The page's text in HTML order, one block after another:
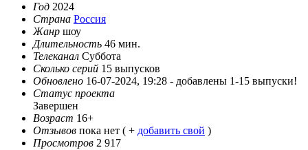
Год 2024
Страна Россия
Жанр шоу
Длительность 46 мин.
Телеканал Суббота
Сколько серий 15 выпусков
Обновлено 16-07-2024, 19:28 - добавлены 1-15 выпуски!
Статус проекта
Завершен
Возраст 16+
Отзывов пока нет ( + добавить свой )
Просмотров 2 917